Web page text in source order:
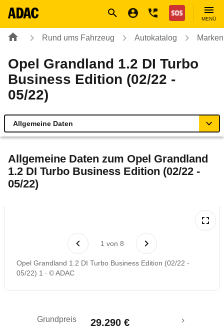
Nothilfe
MENÜ
Rund ums Fahrzeug Autokatalog
Opel Grandland 1.2 DI Turbo
Business Edition (02/22 -
05/22)
Allgemeine Daten
Technische Daten
Rückrufe & Mängel
Allgemeine Daten zum Opel Grandland
1.2 DI Turbo Business Edition (02/22 -
05/22)
1 von 8
Opel Grandland 1.2 DI Turbo Business Edition (02/22 -
05/22) 1
© ADAC
Grundpreis 29.290 €